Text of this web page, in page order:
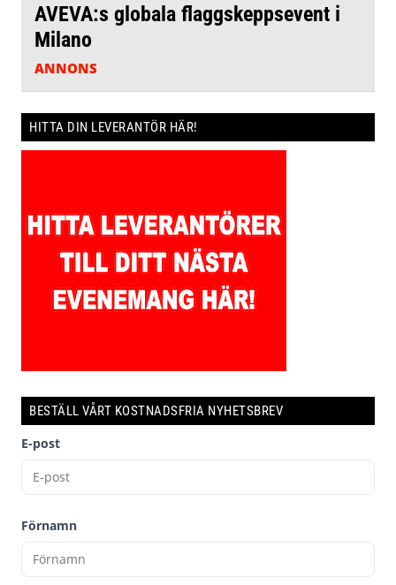
AVEVA:s globala flaggskeppsevent i
Milano
ANNONS
HITTA DIN LEVERANTÖR HÄR!
BESTÄLL VÅRT KOSTNADSFRIA NYHETSBREV
E-post
Förnamn